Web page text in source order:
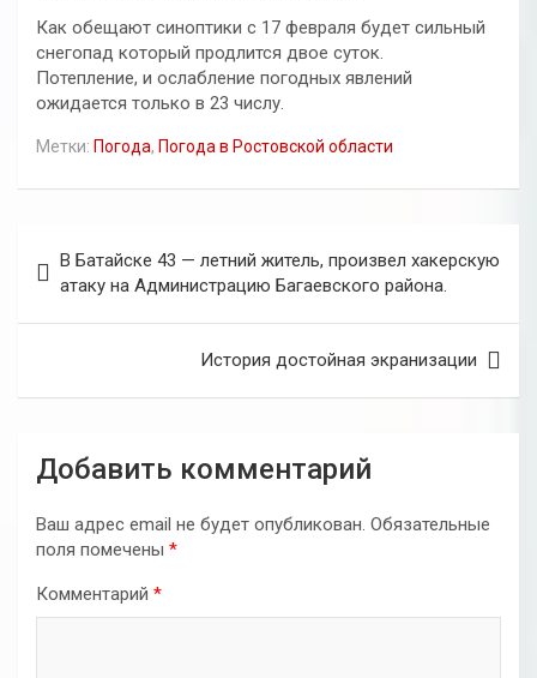
Как обещают синоптики с 17 февраля будет сильный
снегопад который продлится двое суток.
Потепление, и ослабление погодных явлений
ожидается только в 23 числу.
Метки: Погода, Погода в Ростовской области
по
записям
В Батайске 43 — летний житель, произвел хакерскую
атаку на Администрацию Багаевского района.
История достойная экранизации
Добавить комментарий
Ваш адрес email не будет опубликован. Обязательные
поля помечены *
Комментарий *